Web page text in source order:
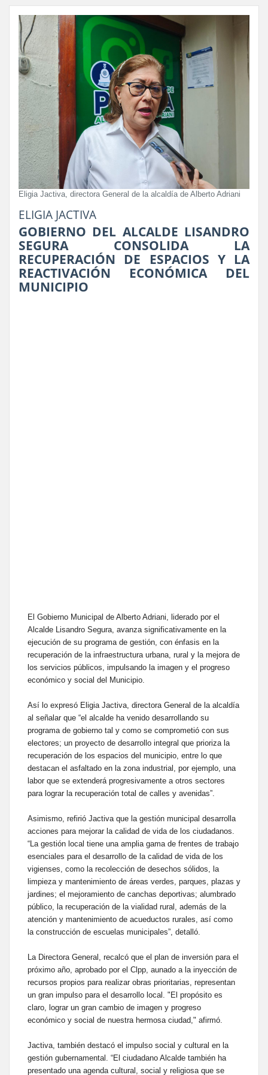
Eligia Jactiva, directora General de la alcaldía de Alberto Adriani
ELIGIA JACTIVA
GOBIERNO DEL ALCALDE LISANDRO
SEGURA CONSOLIDA LA
RECUPERACIÓN DE ESPACIOS Y LA
REACTIVACIÓN ECONÓMICA DEL
MUNICIPIO
El Gobierno Municipal de Alberto Adriani, liderado por el
Alcalde Lisandro Segura, avanza significativamente en la
ejecución de su programa de gestión, con énfasis en la
recuperación de la infraestructura urbana, rural y la mejora de
los servicios públicos, impulsando la imagen y el progreso
económico y social del Municipio.
Así lo expresó Eligia Jactiva, directora General de la alcaldía
al señalar que “el alcalde ha venido desarrollando su
programa de gobierno tal y como se comprometió con sus
electores; un proyecto de desarrollo integral que prioriza la
recuperación de los espacios del municipio, entre lo que
destacan el asfaltado en la zona industrial, por ejemplo, una
labor que se extenderá progresivamente a otros sectores
para lograr la recuperación total de calles y avenidas”.
Asimismo, refirió Jactiva que la gestión municipal desarrolla
acciones para mejorar la calidad de vida de los ciudadanos.
“La gestión local tiene una amplia gama de frentes de trabajo
esenciales para el desarrollo de la calidad de vida de los
vigienses, como la recolección de desechos sólidos, la
limpieza y mantenimiento de áreas verdes, parques, plazas y
jardines; el mejoramiento de canchas deportivas; alumbrado
público, la recuperación de la vialidad rural, además de la
atención y mantenimiento de acueductos rurales, así como
la construcción de escuelas municipales”, detalló.
La Directora General, recalcó que el plan de inversión para el
próximo año, aprobado por el Clpp, aunado a la inyección de
recursos propios para realizar obras prioritarias, representan
un gran impulso para el desarrollo local. "El propósito es
claro, lograr un gran cambio de imagen y progreso
económico y social de nuestra hermosa ciudad," afirmó.
Jactiva, también destacó el impulso social y cultural en la
gestión gubernamental. “El ciudadano Alcalde también ha
presentado una agenda cultural, social y religiosa que se